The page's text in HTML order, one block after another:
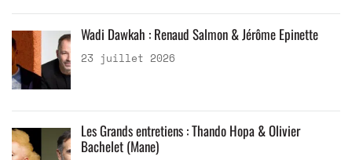
Wadi Dawkah : Renaud Salmon & Jérôme Epinette
23 juillet 2026
Les Grands entretiens : Thando Hopa & Olivier
Bachelet (Mane)